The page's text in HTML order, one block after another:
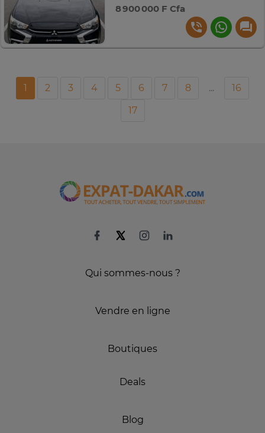
8 900 000 F Cfa
1 2 3 4 5 6 7 8 ...
16
17
Qui sommes-nous ?
Vendre en ligne
Boutiques
Deals
Blog